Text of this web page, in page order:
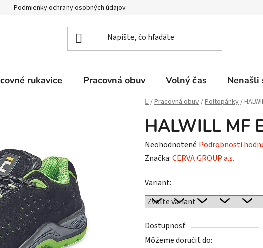
Podmienky ochrany osobných údajov
rukavice Pracovná obuv Volný čas Nenašli
Domov
/Pracovná obuv/Poltopánky/
HALWILL MF
Priemerné
hodnotenie
je
0,0
z
5
hviezdičiek.
Neohodnotené Podrobnosti
Značka:CERVA GROUP a.s.
Variant:
Dostupnosť
Môžeme doručiť do: